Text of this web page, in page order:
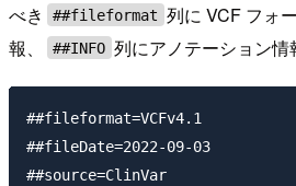
べき
##fileformat 列に VCF フォ
報、
##INFO 列にアノテーション情
##fileformat=VCFv4.1
##fileDate=2022-09-03
##source=ClinVar